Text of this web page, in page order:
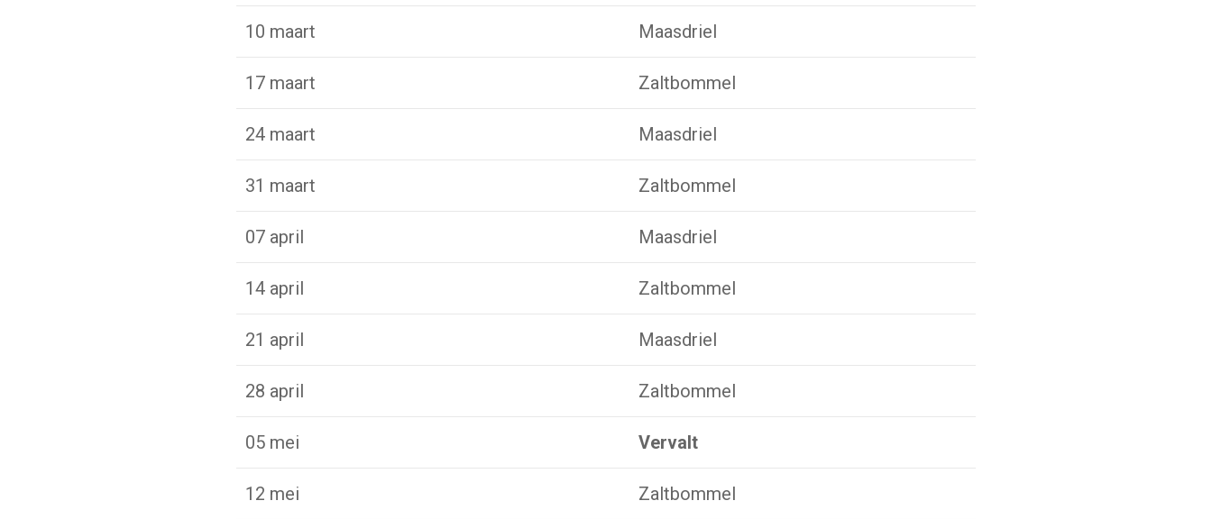
10 maart Maasdriel
17 maart Zaltbommel
24 maart Maasdriel
31 maart Zaltbommel
07 april Maasdriel
14 april Zaltbommel
21 april Maasdriel
28 april Zaltbommel
05 mei Vervalt
12 mei Zaltbommel